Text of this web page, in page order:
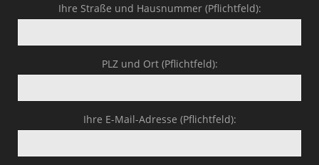
Ihre Straße und Hausnummer (Pflichtfeld):
PLZ und Ort (Pflichtfeld):
Ihre E-Mail-Adresse (Pflichtfeld):